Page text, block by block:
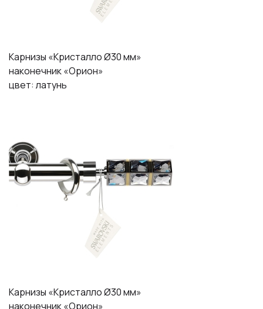
Карнизы «Кристалло Ø30 мм»
наконечник «Орион»
цвет: латунь
Карнизы «Кристалло Ø30 мм»
наконечник «Орион»